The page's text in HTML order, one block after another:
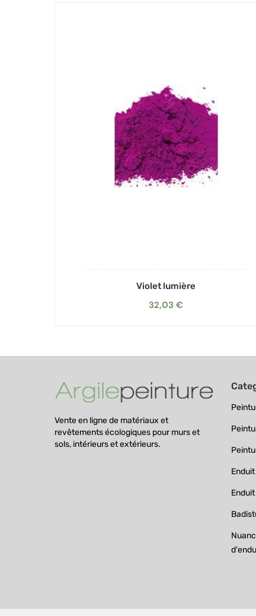
Violet lumière
32,03 €
Vente en ligne de matériaux et
revêtements écologiques pour murs et
sols, intérieurs et extérieurs.